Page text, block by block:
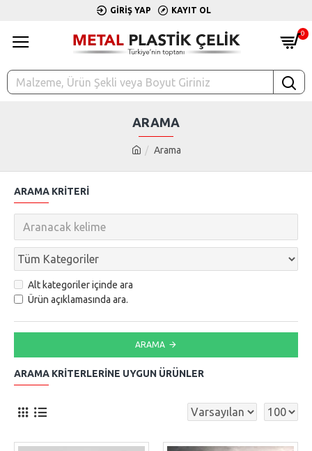
GIRIŞ YAP KAYIT OL
0
Arama
ARAMA
ARAMA KRITERI
Alt kategoriler içinde ara
Ürün açıklamasında ara.
ARAMA
ARAMA KRITERLERINE UYGUN ÜRÜNLER